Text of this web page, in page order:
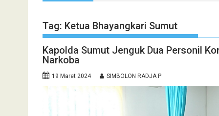
Tag: Ketua Bhayangkari Sumut
Kapolda Sumut Jenguk Dua Personil
Narkoba
19 Maret 2024 SIMBOLON RADJA P